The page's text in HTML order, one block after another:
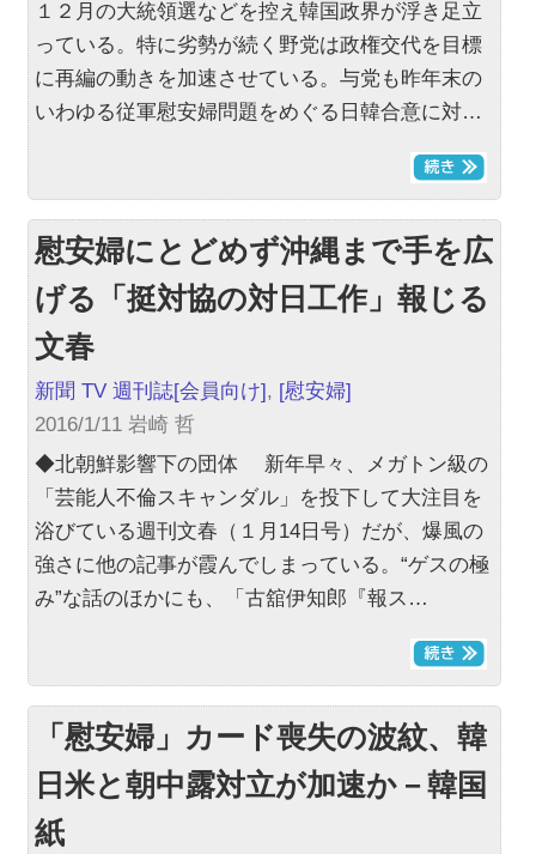
１２月の大統領選などを控え韓国政界が浮き足立
っている。特に劣勢が続く野党は政権交代を目標
に再編の動きを加速させている。与党も昨年末の
いわゆる従軍慰安婦問題をめぐる日韓合意に対…
慰安婦にとどめず沖縄まで手を広
げる「挺対協の対日工作」報じる
文春
新聞 TV 週刊誌[会員向け], [慰安婦]
2016/1/11 岩崎 哲
◆北朝鮮影響下の団体 新年早々、メガトン級の
「芸能人不倫スキャンダル」を投下して大注目を
浴びている週刊文春（１月14日号）だが、爆風の
強さに他の記事が霞んでしまっている。“ゲスの極
み”な話のほかにも、「古舘伊知郎『報ス…
「慰安婦」カード喪失の波紋、韓
日米と朝中露対立が加速か－韓国
紙